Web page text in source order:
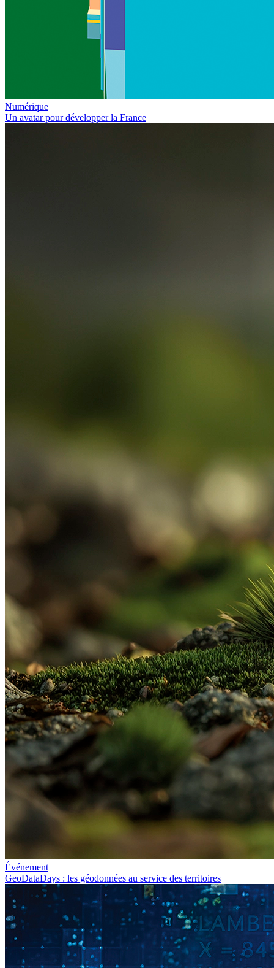
Numérique
Un avatar pour développer la France
Événement
GeoDataDays : les géodonnées au service des territoires